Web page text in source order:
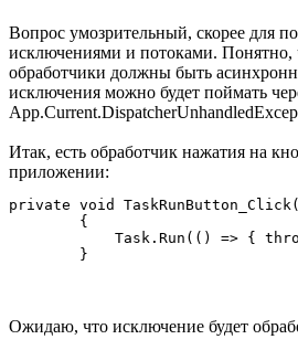
Вопрос умозрительный, скорее для
исключениями и потоками. Понятно,
обработчики должны быть
исключения можно будет поймать
Итак, есть обработчик нажатия на
приложении:
private void
        {
Task.Run(() => {
        }
Ожидаю, что исключение будет